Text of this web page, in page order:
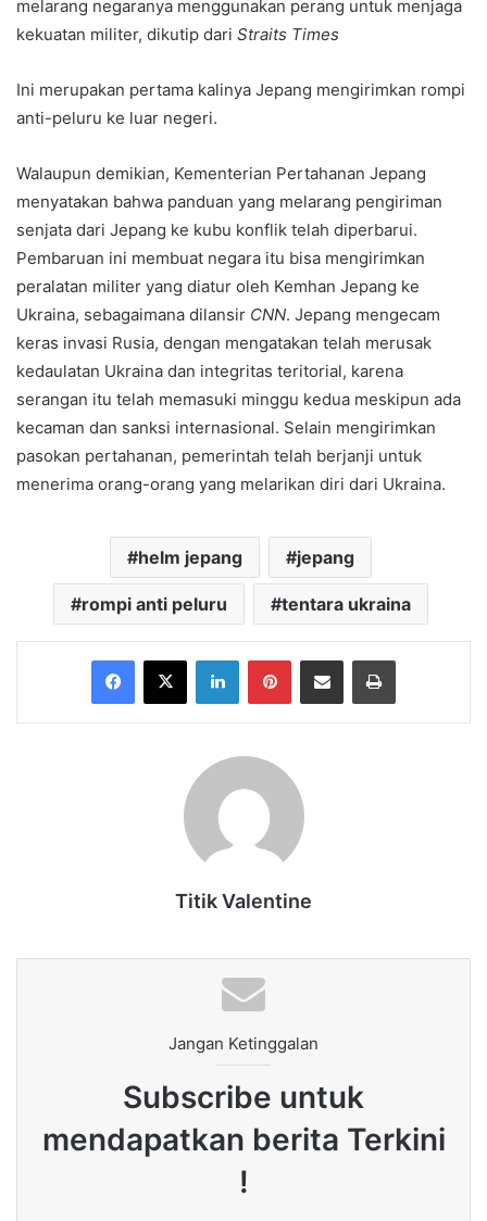
melarang negaranya menggunakan perang untuk menjaga
kekuatan militer, dikutip dari Straits Times
Ini merupakan pertama kalinya Jepang mengirimkan rompi
anti-peluru ke luar negeri.
Walaupun demikian, Kementerian Pertahanan Jepang
menyatakan bahwa panduan yang melarang pengiriman
senjata dari Jepang ke kubu konflik telah diperbarui.
Pembaruan ini membuat negara itu bisa mengirimkan
peralatan militer yang diatur oleh Kemhan Jepang ke
Ukraina, sebagaimana dilansir CNN. Jepang mengecam
keras invasi Rusia, dengan mengatakan telah merusak
kedaulatan Ukraina dan integritas teritorial, karena
serangan itu telah memasuki minggu kedua meskipun ada
kecaman dan sanksi internasional. Selain mengirimkan
pasokan pertahanan, pemerintah telah berjanji untuk
menerima orang-orang yang melarikan diri dari Ukraina.
helm jepang jepang
rompi anti peluru tentara ukraina
Facebook
X LinkedInPinterestShare via Email Print
Titik Valentine
Jangan Ketinggalan
Subscribe untuk
mendapatkan berita Terkini
!